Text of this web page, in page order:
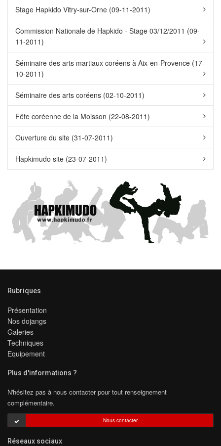
Stage Hapkido Vitry-sur-Orne (09-11-2011)
Commission Nationale de Hapkido - Stage 03/12/2011 (09-
11-2011)
Séminaire des arts martiaux coréens à Aix-en-Provence (17-
10-2011)
Séminaire des arts coréens (02-10-2011)
Fête coréenne de la Moisson (22-08-2011)
Ouverture du site (31-07-2011)
Hapkimudo site (23-07-2011)
Rubriques
Présentation
Nos dojangs
Galeries
Techniques
Equipement
Plus d'informations ?
N'hésitez pas à nous contacter pour tout renseignement
complémentaire.
Nous contacter
Réseaux sociaux